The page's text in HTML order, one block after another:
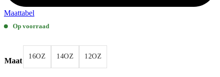
Maattabel
Op voorraad
Maat 16OZ 14OZ 12OZ